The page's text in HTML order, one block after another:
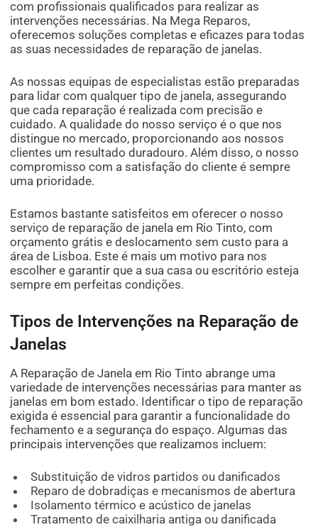
com profissionais qualificados para realizar as
intervenções necessárias. Na Mega Reparos,
oferecemos soluções completas e eficazes para todas
as suas necessidades de reparação de janelas.
As nossas equipas de especialistas estão preparadas
para lidar com qualquer tipo de janela, assegurando
que cada reparação é realizada com precisão e
cuidado. A qualidade do nosso serviço é o que nos
distingue no mercado, proporcionando aos nossos
clientes um resultado duradouro. Além disso, o nosso
compromisso com a satisfação do cliente é sempre
uma prioridade.
Estamos bastante satisfeitos em oferecer o nosso
serviço de reparação de janela em Rio Tinto, com
orçamento grátis e deslocamento sem custo para a
área de Lisboa. Este é mais um motivo para nos
escolher e garantir que a sua casa ou escritório esteja
sempre em perfeitas condições.
Tipos de Intervenções na Reparação de
Janelas
A Reparação de Janela em Rio Tinto abrange uma
variedade de intervenções necessárias para manter as
janelas em bom estado. Identificar o tipo de reparação
exigida é essencial para garantir a funcionalidade do
fechamento e a segurança do espaço. Algumas das
principais intervenções que realizamos incluem:
Substituição de vidros partidos ou danificados
Reparo de dobradiças e mecanismos de abertura
Isolamento térmico e acústico de janelas
Tratamento de caixilharia antiga ou danificada